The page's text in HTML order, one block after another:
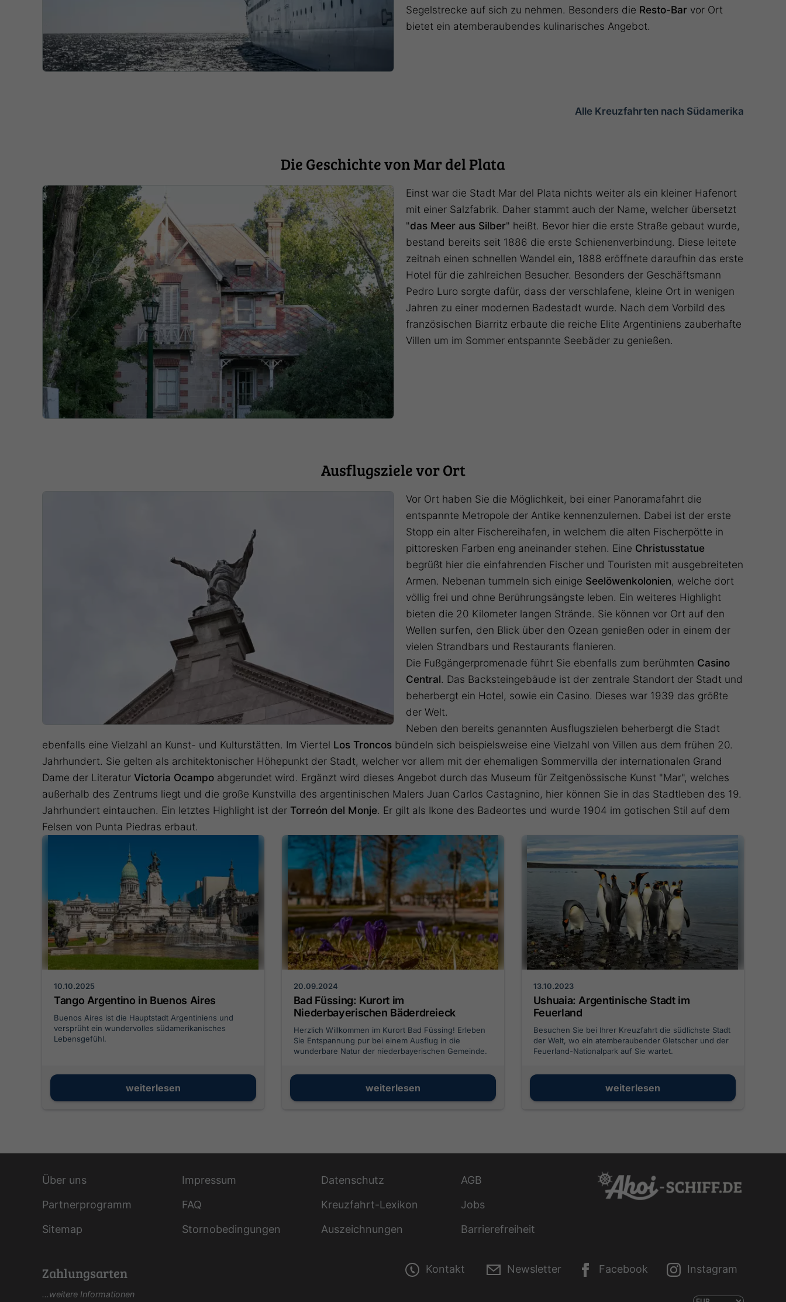
Segelstrecke auf sich zu nehmen. Besonders die Resto-Bar vor Ort
bietet ein atemberaubendes kulinarisches Angebot.
Alle Kreuzfahrten nach Südamerika
Die Geschichte von Mar del Plata
Einst war die Stadt Mar del Plata nichts weiter als ein kleiner Hafenort
mit einer Salzfabrik. Daher stammt auch der Name, welcher übersetzt
"das Meer aus Silber" heißt. Bevor hier die erste Straße gebaut wurde,
bestand bereits seit 1886 die erste Schienenverbindung. Diese leitete
zeitnah einen schnellen Wandel ein, 1888 eröffnete daraufhin das erste
Hotel für die zahlreichen Besucher. Besonders der Geschäftsmann
Pedro Luro sorgte dafür, dass der verschlafene, kleine Ort in wenigen
Jahren zu einer modernen Badestadt wurde. Nach dem Vorbild des
französischen Biarritz erbaute die reiche Elite Argentiniens zauberhafte
Villen um im Sommer entspannte Seebäder zu genießen.
Ausflugsziele vor Ort
Vor Ort haben Sie die Möglichkeit, bei einer Panoramafahrt die
entspannte Metropole der Antike kennenzulernen. Dabei ist der erste
Stopp ein alter Fischereihafen, in welchem die alten Fischerpötte in
pittoresken Farben eng aneinander stehen. Eine Christusstatue
begrüßt hier die einfahrenden Fischer und Touristen mit ausgebreiteten
Armen. Nebenan tummeln sich einige Seelöwenkolonien, welche dort
völlig frei und ohne Berührungsängste leben. Ein weiteres Highlight
bieten die 20 Kilometer langen Strände. Sie können vor Ort auf den
Wellen surfen, den Blick über den Ozean genießen oder in einem der
vielen Strandbars und Restaurants flanieren.
Die Fußgängerpromenade führt Sie ebenfalls zum berühmten Casino
Central. Das Backsteingebäude ist der zentrale Standort der Stadt und
beherbergt ein Hotel, sowie ein Casino. Dieses war 1939 das größte
der Welt.
Neben den bereits genannten Ausflugszielen beherbergt die Stadt
ebenfalls eine Vielzahl an Kunst- und Kulturstätten. Im Viertel Los Troncos bündeln sich beispielsweise eine Vielzahl von Villen aus dem frühen 20.
Jahrhundert. Sie gelten als architektonischer Höhepunkt der Stadt, welcher vor allem mit der ehemaligen Sommervilla der internationalen Grand
Dame der Literatur Victoria Ocampo abgerundet wird. Ergänzt wird dieses Angebot durch das Museum für Zeitgenössische Kunst "Mar", welches
außerhalb des Zentrums liegt und die große Kunstvilla des argentinischen Malers Juan Carlos Castagnino, hier können Sie in das Stadtleben des 19.
Jahrhundert eintauchen. Ein letztes Highlight ist der Torreón del Monje. Er gilt als Ikone des Badeortes und wurde 1904 im gotischen Stil auf dem
Felsen von Punta Piedras erbaut.
10.10.2025
Tango Argentino in Buenos Aires
Buenos Aires ist die Hauptstadt Argentiniens und
versprüht ein wundervolles südamerikanisches
Lebensgefühl.
weiterlesen
20.09.2024
Bad Füssing: Kurort im
Niederbayerischen Bäderdreieck
Herzlich Willkommen im Kurort Bad Füssing! Erleben
Sie Entspannung pur bei einem Ausflug in die
wunderbare Natur der niederbayerischen Gemeinde.
weiterlesen
13.10.2023
Ushuaia: Argentinische Stadt im
Feuerland
Besuchen Sie bei Ihrer Kreuzfahrt die südlichste Stadt
der Welt, wo ein atemberaubender Gletscher und der
Feuerland-Nationalpark auf Sie wartet.
weiterlesen
Über uns Impressum Datenschutz
AGB
Partnerprogramm
FAQ Kreuzfahrt-Lexikon
Jobs
Sitemap
Stornobedingungen Auszeichnungen Barrierefreiheit
Zahlungsarten
...weitere Informationen
Kontakt Newsletter Facebook Instagram